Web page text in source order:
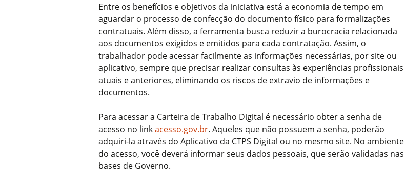
Entre os benefícios e objetivos da iniciativa está a economia de tempo em
aguardar o processo de confecção do documento físico para formalizações
contratuais. Além disso, a ferramenta busca reduzir a burocracia relacionada
aos documentos exigidos e emitidos para cada contratação. Assim, o
trabalhador pode acessar facilmente as informações necessárias, por site ou
aplicativo, sempre que precisar realizar consultas às experiências profissionais
atuais e anteriores, eliminando os riscos de extravio de informações e
documentos.
Para acessar a Carteira de Trabalho Digital é necessário obter a senha de
acesso no linkacesso.gov.br. Aqueles que não possuem a senha, poderão
adquiri-la através do Aplicativo da CTPS Digital ou no mesmo site. No ambiente
do acesso, você deverá informar seus dados pessoais, que serão validadas nas
bases de Governo.